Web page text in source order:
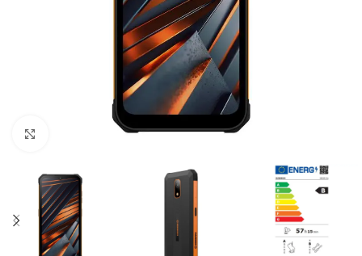
Κλικ για μεγέθυνση